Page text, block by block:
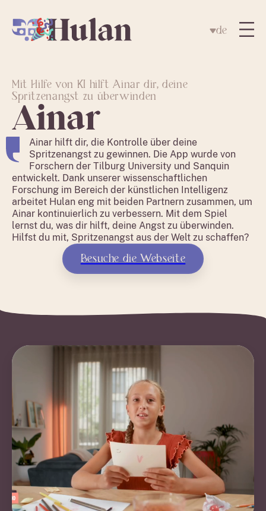
de
Mit Hilfe von KI hilft Ainar dir, deine
Spritzenangst zu überwinden
Ainar
Ainar hilft dir, die Kontrolle über deine
Spritzenangst zu gewinnen. Die App wurde von
Forschern der Tilburg University und Sanquin
entwickelt. Dank unserer wissenschaftlichen
Forschung im Bereich der künstlichen Intelligenz
arbeitet Hulan eng mit beiden Partnern zusammen, um
Ainar kontinuierlich zu verbessern. Mit dem Spiel
lernst du, was dir hilft, deine Angst zu überwinden.
Hilfst du mit, Spritzenangst aus der Welt zu schaffen?
Besuche die Webseite